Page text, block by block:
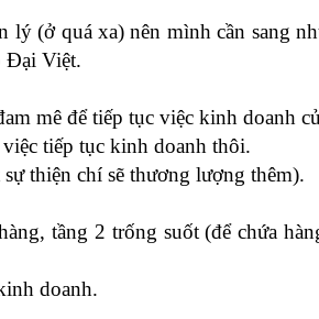
(ở quá xa) nên mình cần sang
Đại Việt.
mê để tiếp tục việc kinh doanh
tiếp tục kinh doanh thôi.
thiện chí sẽ thương lượng thêm).
tầng 2 trống suốt (để chứa
doanh.